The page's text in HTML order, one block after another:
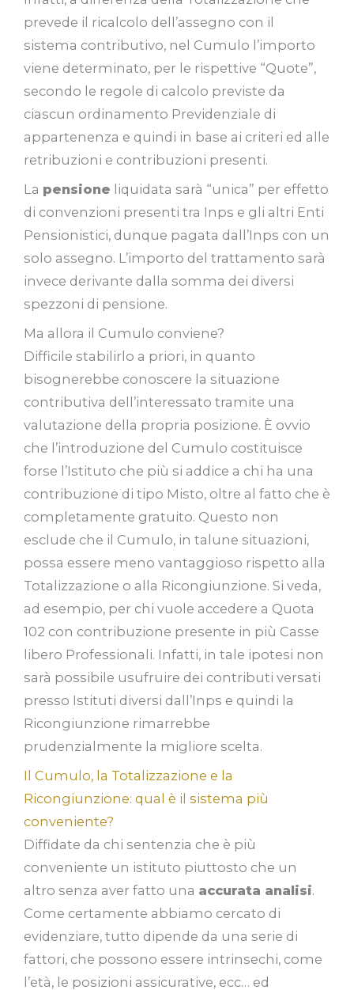
prevede il ricalcolo dell’assegno con il
sistema contributivo, nel Cumulo l’importo
viene determinato, per le rispettive “Quote”,
secondo le regole di calcolo previste da
ciascun ordinamento Previdenziale di
appartenenza e quindi in base ai criteri ed alle
retribuzioni e contribuzioni presenti.
La pensione liquidata sarà “unica” per effetto
di convenzioni presenti tra Inps e gli altri Enti
Pensionistici, dunque pagata dall’Inps con un
solo assegno. L’importo del trattamento sarà
invece derivante dalla somma dei diversi
spezzoni di pensione.
Ma allora il Cumulo conviene?
Difficile stabilirlo a priori, in quanto
bisognerebbe conoscere la situazione
contributiva dell’interessato tramite una
valutazione della propria posizione. È ovvio
che l’introduzione del Cumulo costituisce
forse l’Istituto che più si addice a chi ha una
contribuzione di tipo Misto, oltre al fatto che è
completamente gratuito. Questo non
esclude che il Cumulo, in talune situazioni,
possa essere meno vantaggioso rispetto alla
Totalizzazione o alla Ricongiunzione. Si veda,
ad esempio, per chi vuole accedere a Quota
102 con contribuzione presente in più Casse
libero Professionali. Infatti, in tale ipotesi non
sarà possibile usufruire dei contributi versati
presso Istituti diversi dall’Inps e quindi la
Ricongiunzione rimarrebbe
prudenzialmente la migliore scelta.
Il Cumulo, la Totalizzazione e la
Ricongiunzione: qual è il sistema più
conveniente?
Diffidate da chi sentenzia che è più
conveniente un istituto piuttosto che un
altro senza aver fatto una accurata analisi.
Come certamente abbiamo cercato di
evidenziare, tutto dipende da una serie di
fattori, che possono essere intrinsechi, come
l’età, le posizioni assicurative, ecc… ed